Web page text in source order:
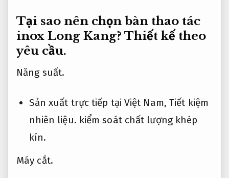
Tại sao nên chọn bàn thao tác
inox Long Kang? Thiết kế theo
yêu cầu.
Năng suất.
Sản xuất trực tiếp tại Việt Nam, Tiết kiệm
nhiên liệu. kiểm soát chất lượng khép
kín.
Máy cắt.